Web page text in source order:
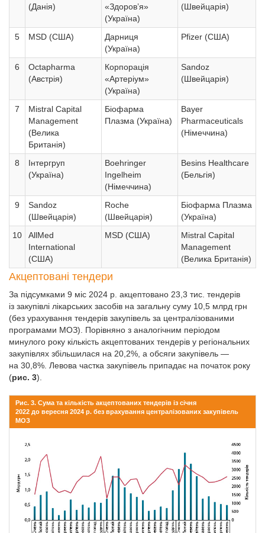
(Данія)
«Здоров’я»
(Україна)
(Швейцарія)
5 MSD (США)
Дарниця
(Україна)
Pfizer (США)
6
Octapharma
(Австрія)
Корпорація
«Артеріум»
(Україна)
Sandoz
(Швейцарія)
7
Mistral Capital
Management
(Велика
Британія)
Біофарма
Плазма (Україна)
Bayer
Pharmaceuticals
(Німеччина)
8
Інтергруп
(Україна)
Boehringer
Ingelheim
(Німеччина)
Besins Healthcare
(Бельгія)
9
Sandoz
(Швейцарія)
Roche
(Швейцарія)
Біофарма Плазма
(Україна)
10
AllMed
International
(США)
MSD (США)
Mistral Capital
Management
(Велика Британія)
Акцептовані тендери
За підсумками 9 міс 2024 р. акцептовано 23,3 тис. тендерів
із закупівлі лікарських засобів на загальну суму 10,5 млрд грн
(без урахування тендерів закупівель за централізованими
програмами МОЗ). Порівняно з аналогічним періодом
минулого року кількість акцептованих тендерів у регіональних
закупівлях збільшилася на 20,2%, а обсяги закупівель —
на 30,8%. Левова частка закупівель припадає на початок року
(рис. 3).
Рис. 3. Сума та кількість акцептованих тендерів із січня
2022 до вересня 2024 р. без врахування централізованих закупівель
МОЗ